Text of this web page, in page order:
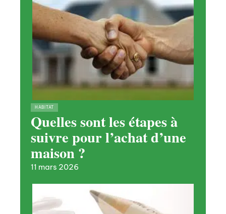
HABITAT
Quelles sont les étapes à
suivre pour l’achat d’une
maison ?
11 mars 2026